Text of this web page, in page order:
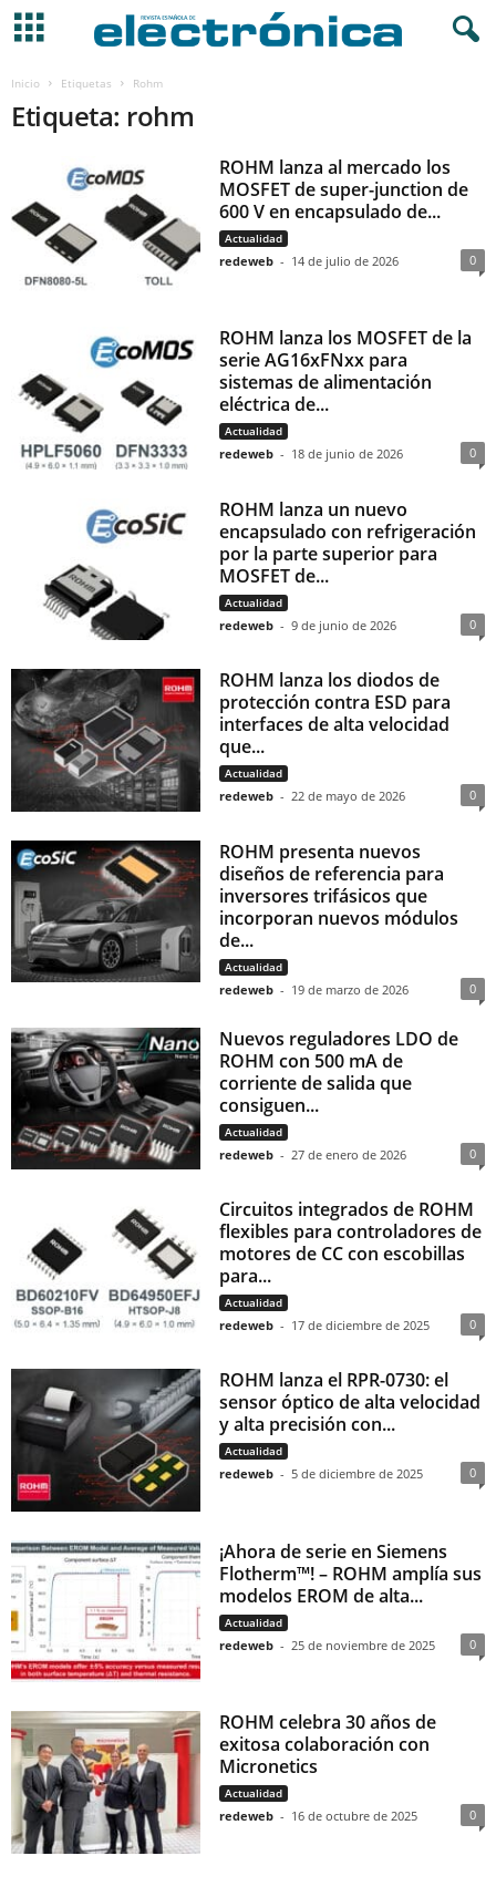
Inicio Etiquetas Rohm
Etiqueta: rohm
ROHM lanza al mercado los
MOSFET de super-junction de
600 V en encapsulado de...
Actualidad
redeweb - 14 de julio de 2026 0
ROHM lanza los MOSFET de la
serie AG16xFNxx para
sistemas de alimentación
eléctrica de...
Actualidad
redeweb - 18 de junio de 2026 0
ROHM lanza un nuevo
encapsulado con refrigeración
por la parte superior para
MOSFET de...
Actualidad
redeweb - 9 de junio de 2026 0
ROHM lanza los diodos de
protección contra ESD para
interfaces de alta velocidad
que...
Actualidad
redeweb - 22 de mayo de 2026 0
ROHM presenta nuevos
diseños de referencia para
inversores trifásicos que
incorporan nuevos módulos
de...
Actualidad
redeweb - 19 de marzo de 2026 0
Nuevos reguladores LDO de
ROHM con 500 mA de
corriente de salida que
consiguen...
Actualidad
redeweb - 27 de enero de 2026 0
Circuitos integrados de ROHM
flexibles para controladores de
motores de CC con escobillas
para...
Actualidad
redeweb - 17 de diciembre de 2025 0
ROHM lanza el RPR-0730: el
sensor óptico de alta velocidad
y alta precisión con...
Actualidad
redeweb - 5 de diciembre de 2025 0
¡Ahora de serie en Siemens
Flotherm™! – ROHM amplía sus
modelos EROM de alta...
Actualidad
redeweb - 25 de noviembre de 2025 0
ROHM celebra 30 años de
exitosa colaboración con
Micronetics
Actualidad
redeweb - 16 de octubre de 2025 0